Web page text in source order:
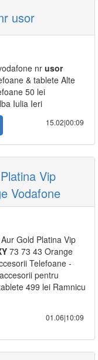
usor
nr usor
& tablete Alte
50 lei
Iulia Ieri
15.02|00:09
Vip
Vodafone
Gold Platina Vip
73 73 43 Orange
Telefoane -
pentru
499 lei Ramnicu
01.06|10:09